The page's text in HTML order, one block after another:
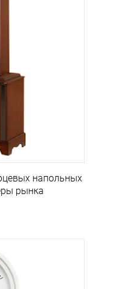
напольных
рынка